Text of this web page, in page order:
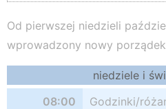
Od pierwszej niedzieli
wprowadzony nowy
niedziele i
08:00
Godzinki/